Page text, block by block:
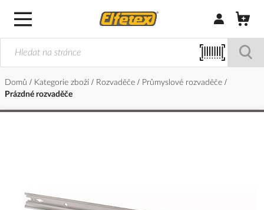
Přihlásit/
Domů Kategorie zboží Rozvaděče
Průmyslové rozvaděče
Prázdné rozvaděče
obrázky